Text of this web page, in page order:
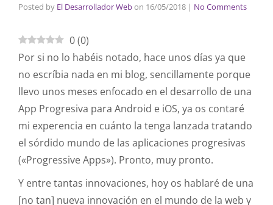
Posted by El Desarrollador Webon 16/05/2018 | No Comments
0(0)
Por si no lo habéis notado, hace unos días ya que
no escríbia nada en mi blog, sencillamente porque
llevo unos meses enfocado en el desarrollo de una
App Progresiva para Android e iOS, ya os contaré
mi experencia en cuánto la tenga lanzada tratando
el sórdido mundo de las aplicaciones progresivas
(«Progressive Apps»). Pronto, muy pronto.
Y entre tantas innovaciones, hoy os hablaré de una
[no tan] nueva innovación en el mundo de la web y